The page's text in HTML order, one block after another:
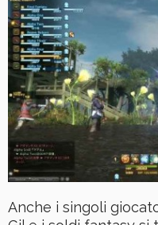
Anche i singoli